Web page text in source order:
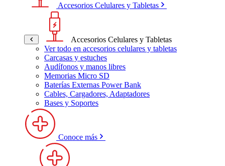
Accesorios Celulares y Tabletas
Accesorios Celulares y Tabletas
Ver todo en accesorios celulares y tabletas
Carcasas y estuches
Audífonos y manos libres
Memorias Micro SD
Baterías Externas Power Bank
Cables, Cargadores, Adaptadores
Bases y Soportes
Conoce más